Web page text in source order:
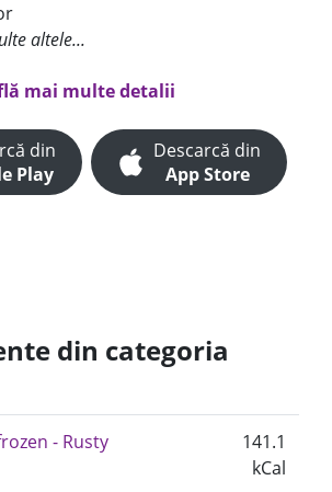
altele...
mai multe detalii
din
Play
Descarcă din
App Store
din categoria
- Rusty
141.1
kCal